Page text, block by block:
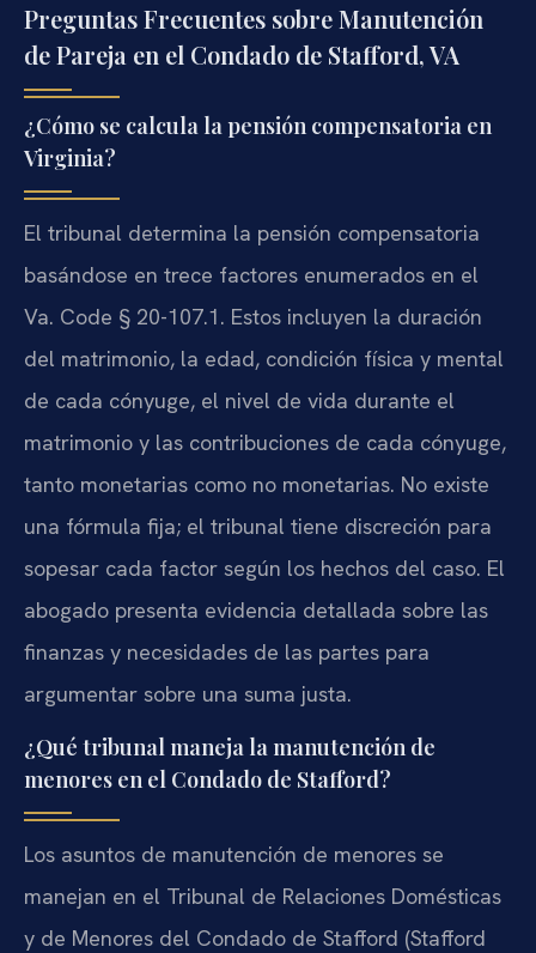
Preguntas Frecuentes sobre Manutención
de Pareja en el Condado de Stafford, VA
¿Cómo se calcula la pensión compensatoria en
Virginia?
El tribunal determina la pensión compensatoria
basándose en trece factores enumerados en el
Va. Code § 20-107.1. Estos incluyen la duración
del matrimonio, la edad, condición física y mental
de cada cónyuge, el nivel de vida durante el
matrimonio y las contribuciones de cada cónyuge,
tanto monetarias como no monetarias. No existe
una fórmula fija; el tribunal tiene discreción para
sopesar cada factor según los hechos del caso. El
abogado presenta evidencia detallada sobre las
finanzas y necesidades de las partes para
argumentar sobre una suma justa.
¿Qué tribunal maneja la manutención de
menores en el Condado de Stafford?
Los asuntos de manutención de menores se
manejan en el Tribunal de Relaciones Domésticas
y de Menores del Condado de Stafford (Stafford